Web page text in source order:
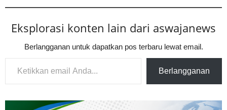
Eksplorasi konten lain dari aswajanews
Berlangganan untuk dapatkan pos terbaru lewat email.
Ketikkan email Anda...
Berlangganan